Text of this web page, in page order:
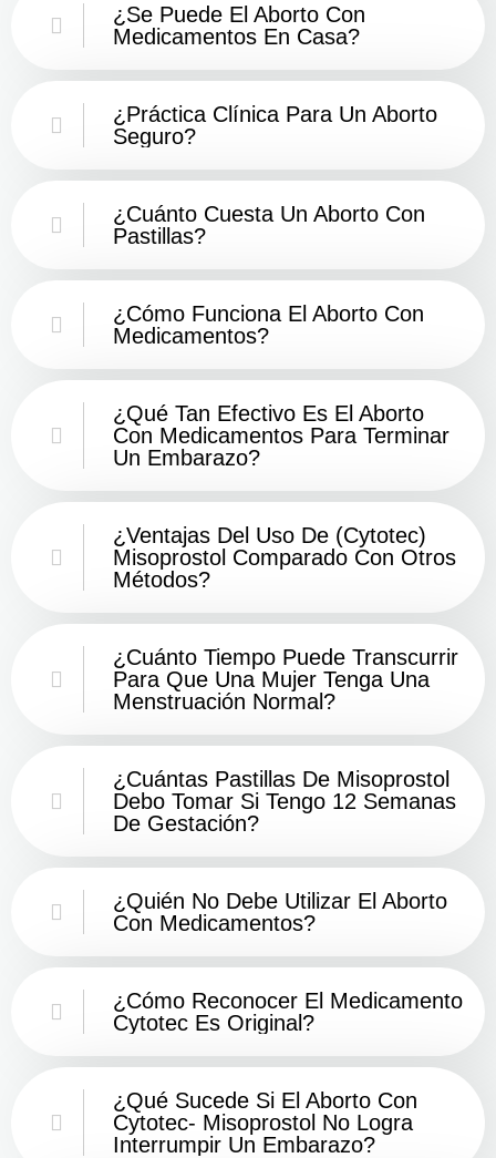
¿Se Puede El Aborto Con
Medicamentos En Casa?
¿Práctica Clínica Para Un Aborto
Seguro?
¿Cuánto Cuesta Un Aborto Con
Pastillas?
¿Cómo Funciona El Aborto Con
Medicamentos?
¿Qué Tan Efectivo Es El Aborto
Con Medicamentos Para Terminar
Un Embarazo?
¿Ventajas Del Uso De (Cytotec)
Misoprostol Comparado Con Otros
Métodos?
¿Cuánto Tiempo Puede Transcurrir
Para Que Una Mujer Tenga Una
Menstruación Normal?
¿Cuántas Pastillas De Misoprostol
Debo Tomar Si Tengo 12 Semanas
De Gestación?
¿Quién No Debe Utilizar El Aborto
Con Medicamentos?
¿Cómo Reconocer El Medicamento
Cytotec Es Original?
¿Qué Sucede Si El Aborto Con
Cytotec- Misoprostol No Logra
Interrumpir Un Embarazo?